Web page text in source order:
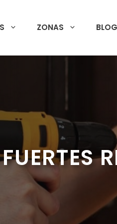
ZONAS BLOG